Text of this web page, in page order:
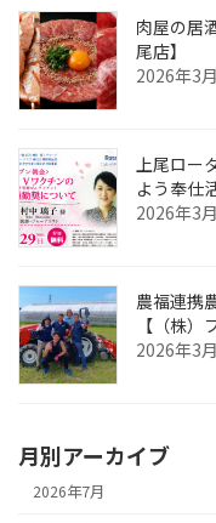
肉屋の居
尾店】
2026年3
上尾ロー
よう奉仕
2026年3
農福連携
【（株
2026年3
月別アーカイブ
2026年7月